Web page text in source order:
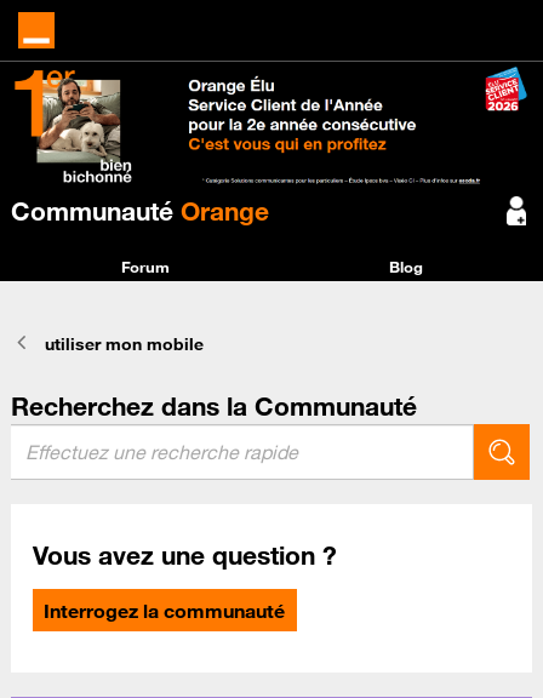
Communauté Orange
Forum Blog
utiliser mon mobile
Recherchez dans la Communauté
Vous avez une question ?
Interrogez la communauté